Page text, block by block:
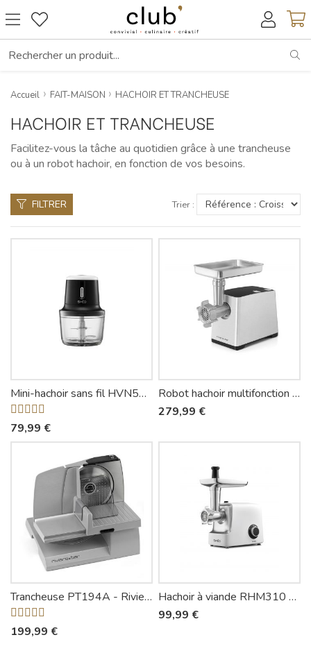
Accueil FAIT-MAISON HACHOIR ET TRANCHEUSE
HACHOIR ET TRANCHEUSE
Facilitez-vous la tâche au quotidien grâce à une trancheuse
ou à un robot hachoir, en fonction de vos besoins.
FILTRER Trier :
Mini-hachoir sans fil HVN550 - Siméo
79,99 €
Robot hachoir multifonction PRH650 - Riviera-et-Bar
279,99 €
Trancheuse PT194A - Riviera-et-Bar
199,99 €
Hachoir à viande RHM310 - Siméo
99,99 €